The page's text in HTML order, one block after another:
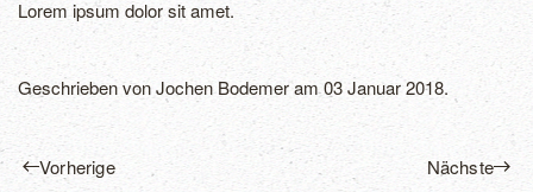
Lorem ipsum dolor sit amet.
Geschrieben vonJochen Bodemeram03 Januar 2018.
Vorherige Nächste